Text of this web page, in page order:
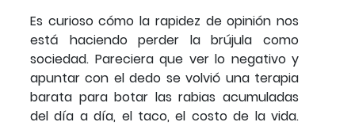
Es curioso cómo la rapidez de opinión nos
está haciendo perder la brújula como
sociedad. Pareciera que ver lo negativo y
apuntar con el dedo se volvió una terapia
barata para botar las rabias acumuladas
del día a día, el taco, el costo de la vida.